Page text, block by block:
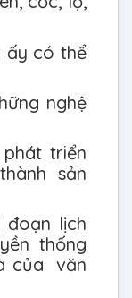
ấy có thể
nghệ
triển
sản
lịch
thống
của văn